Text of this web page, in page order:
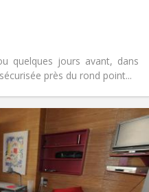
quelques jours avant, dans
près du rond point...
Praktische Informatie
Huur:
700 €
Kosten:
175 €
Duur:
12 maanden
Domiciliëring:
Toegelaten